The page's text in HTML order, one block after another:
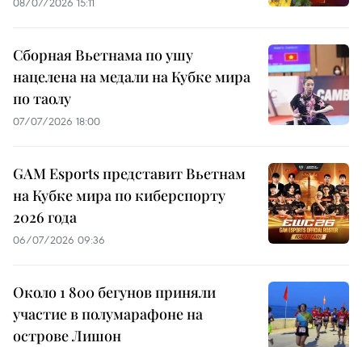
Сборная Вьетнама по ушу
нацелена на медали на Кубке мира
по таолу
07/07/2026 18:00
GAM Esports представит Вьетнам
на Кубке мира по киберспорту
2026 года
06/07/2026 09:36
Около 1 800 бегунов приняли
участие в полумарафоне на
острове Лишон